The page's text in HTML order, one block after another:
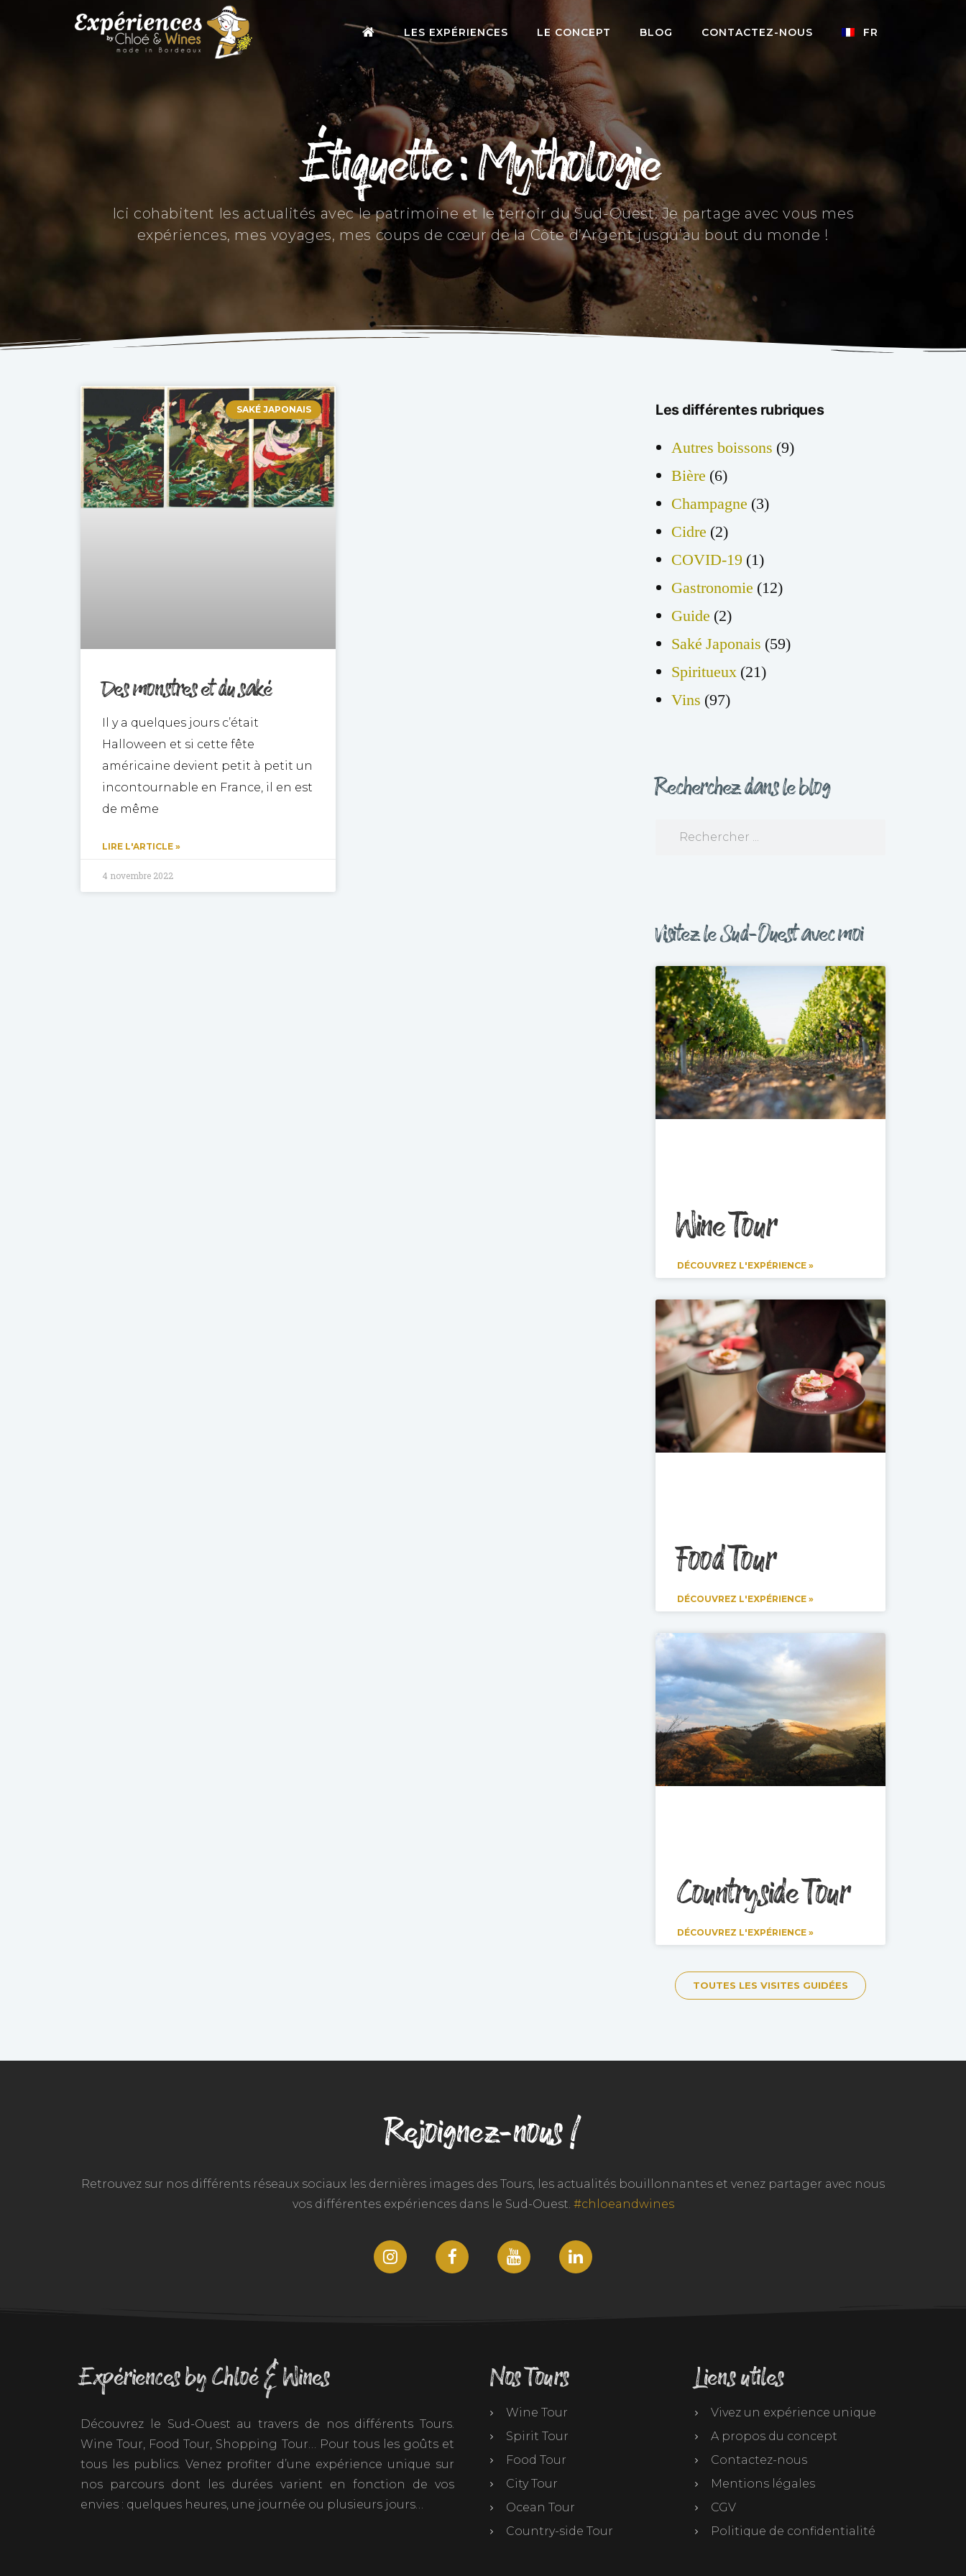
LES EXPÉRIENCES LE CONCEPT BLOG CONTACTEZ-NOUS FR
Étiquette : Mythologie
Ici cohabitent les actualités avec le patrimoine et le terroir du Sud-Ouest. Je partage avec vous mes
expériences, mes voyages, mes coups de cœur de la Côte d’Argent jusqu’au bout du monde !
SAKÉ JAPONAIS
Des monstres et du saké
Il y a quelques jours c’était
Halloween et si cette fête
américaine devient petit à petit un
incontournable en France, il en est
de même
LIRE L'ARTICLE »
4 novembre 2022
Les différentes rubriques
Autres boissons (9)
Bière (6)
Champagne (3)
Cidre (2)
COVID-19 (1)
Gastronomie (12)
Guide (2)
Saké Japonais (59)
Spiritueux(21)
Vins (97)
Recherchez dans le blog
Visitez le Sud-Ouest avec moi
Wine Tour
DÉCOUVREZ L'EXPÉRIENCE »
Food Tour
DÉCOUVREZ L'EXPÉRIENCE »
Countryside Tour
DÉCOUVREZ L'EXPÉRIENCE »
TOUTES LES VISITES GUIDÉES
Rejoignez-nous !
Retrouvez sur nos différents réseaux sociaux les dernières images des Tours, les actualités bouillonnantes et venez partager avec nous
vos différentes expériences dans le Sud-Ouest. #chloeandwines
Expériences by Chloé & Wines
Découvrez le Sud-Ouest au travers de nos différents Tours.
Wine Tour, Food Tour, Shopping Tour… Pour tous les goûts et
tous les publics. Venez profiter d’une expérience unique sur
nos parcours dont les durées varient en fonction de vos
envies : quelques heures, une journée ou plusieurs jours…
Nos Tours
Wine Tour
Spirit Tour
Food Tour
City Tour
Ocean Tour
Country-side Tour
Liens utiles
Vivez un expérience unique
A propos du concept
Contactez-nous
Mentions légales
CGV
Politique de confidentialité